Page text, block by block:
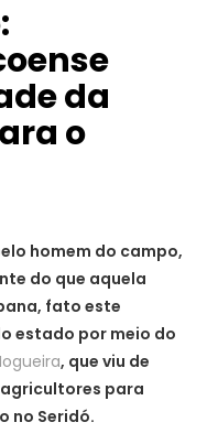
da
o
homem do campo,
do que aquela
fato este
estado por meio do
, que viu de
para
no Seridó.